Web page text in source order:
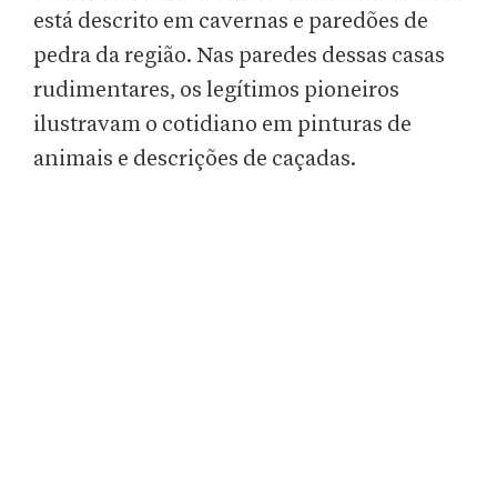
está descrito em cavernas e paredões de
pedra da região. Nas paredes dessas casas
rudimentares, os legítimos pioneiros
ilustravam o cotidiano em pinturas de
animais e descrições de caçadas.